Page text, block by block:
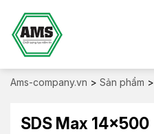
Ams-company.vn > Sản phẩm >
SDS Max 14x500